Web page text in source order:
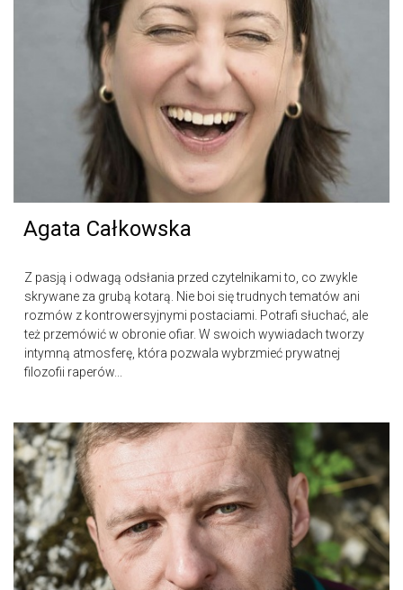
Agata Całkowska
Z pasją i odwagą odsłania przed czytelnikami to, co zwykle
skrywane za grubą kotarą. Nie boi się trudnych tematów ani
rozmów z kontrowersyjnymi postaciami. Potrafi słuchać, ale
też przemówić w obronie ofiar. W swoich wywiadach tworzy
intymną atmosferę, która pozwala wybrzmieć prywatnej
filozofii raperów...